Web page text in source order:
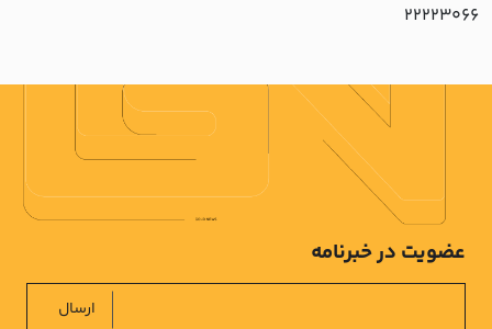
22223066
عضویت در خبرنامه
ارسال